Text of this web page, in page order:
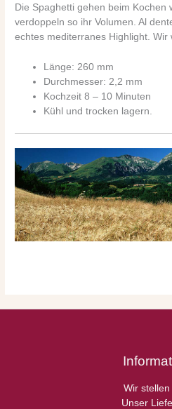
Die Spaghetti gehen beim Kochen
verdoppeln so ihr Volumen. Al
echtes mediterranes Highlight. Wir
Länge: 260 mm
Durchmesser: 2,2 mm
Kochzeit 8 – 10 Minuten
Kühl und trocken lagern.
Wir
Unser